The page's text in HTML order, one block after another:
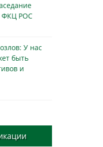
ФКЦ РОС
У нас
быть
и